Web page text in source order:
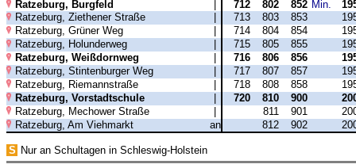
Ratzeburg, Burgfeld
| 712 802 852 Min.
Ratzeburg, Ziethener Straße
713 803 853
Ratzeburg, Grüner Weg
714 804 854
Ratzeburg, Holunderweg
715 805 855
Ratzeburg, Weißdornweg
716 806 856
Ratzeburg, Stintenburger Weg
717 807 857
Ratzeburg, Riemannstraße
718 808 858
Ratzeburg, Vorstadtschule
720 810 900
Ratzeburg, Mechower Straße
| 811 901
Ratzeburg, Am Viehmarkt
an 812 902
S Nur an Schultagen in Schleswig-Holstein